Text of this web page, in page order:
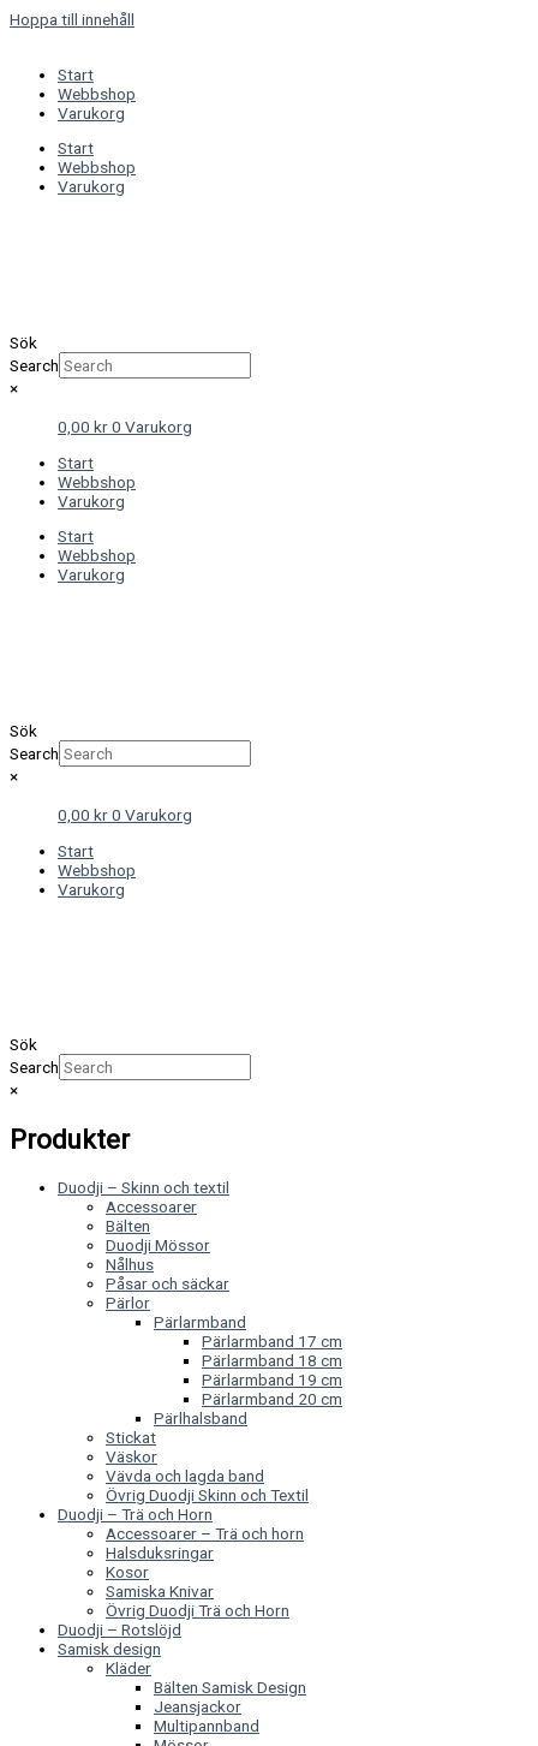
Hoppa till innehåll
Start
Webbshop
Varukorg
Start
Webbshop
Varukorg
Sök
Search
×
0,00 kr0 Varukorg
Start
Webbshop
Varukorg
Start
Webbshop
Varukorg
Sök
Search
×
0,00 kr0 Varukorg
Start
Webbshop
Varukorg
Sök
Search
×
Produkter
Duodji – Skinn och textil
Accessoarer
Bälten
Duodji Mössor
Nålhus
Påsar och säckar
Pärlor
Pärlarmband
Pärlarmband 17 cm
Pärlarmband 18 cm
Pärlarmband 19 cm
Pärlarmband 20 cm
Pärlhalsband
Stickat
Väskor
Vävda och lagda band
Övrig Duodji Skinn och Textil
Duodji – Trä och Horn
Accessoarer – Trä och horn
Halsduksringar
Kosor
Samiska Knivar
Övrig Duodji Trä och Horn
Duodji – Rotslöjd
Samisk design
Kläder
Bälten Samisk Design
Jeansjackor
Multipannband